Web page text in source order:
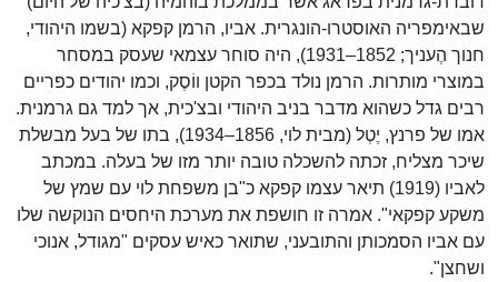
שבאימפריה האוסטרו-הונגרית. אביו, הרמן קפקא (בשמו היהודי,
חנוך הֶעניך; 1852–1931), היה סוחר עצמאי שעסק במסחר
במוצרי מותרות. הרמן נולד בכפר הקטן ווֹסֶק, וכמו יהודים כפריים
רבים גדל כשהוא מדבר בניב היהודי ובצ'כית, אך למד גם גרמנית.
אמו של פרנץ, יֶטְל (מבית לוי, 1856–1934), בתו של בעל מבשלת
שיכר מצליח, זכתה להשכלה טובה יותר מזו של בעלה. במכתב
לאביו (1919) תיאר עצמו קפקא כ"בן משפחת לוי עם שמץ של
משקע קפקאי". אמרה זו חושפת את מערכת היחסים הנוקשה שלו
עם אביו הסמכותן והתובעני, שתואר כאיש עסקים "מגודל, אנוכי
ושחצן".